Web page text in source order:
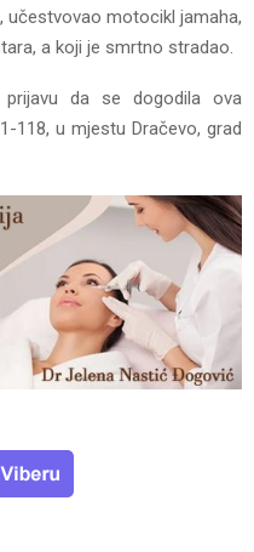
učestvovao motocikl jamaha,
a koji je smrtno stradao.
da se dogodila ova
118, u mjestu Dračevo, grad